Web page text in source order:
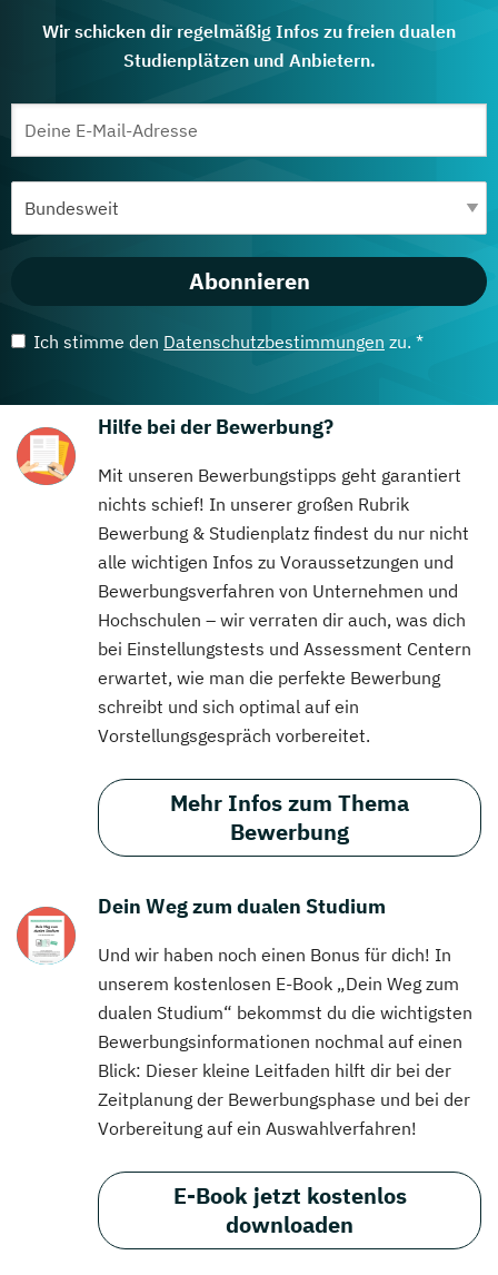
Wir schicken dir regelmäßig Infos zu freien dualen
Studienplätzen und Anbietern.
Abonnieren
Ich stimme den Datenschutzbestimmungen zu. *
Hilfe bei der Bewerbung?
Mit unseren Bewerbungstipps geht garantiert
nichts schief! In unserer großen Rubrik
Bewerbung & Studienplatz findest du nur nicht
alle wichtigen Infos zu Voraussetzungen und
Bewerbungsverfahren von Unternehmen und
Hochschulen – wir verraten dir auch, was dich
bei Einstellungstests und Assessment Centern
erwartet, wie man die perfekte Bewerbung
schreibt und sich optimal auf ein
Vorstellungsgespräch vorbereitet.
Mehr Infos zum Thema
Bewerbung
Dein Weg zum dualen Studium
Und wir haben noch einen Bonus für dich! In
unserem kostenlosen E-Book „Dein Weg zum
dualen Studium“ bekommst du die wichtigsten
Bewerbungsinformationen nochmal auf einen
Blick: Dieser kleine Leitfaden hilft dir bei der
Zeitplanung der Bewerbungsphase und bei der
Vorbereitung auf ein Auswahlverfahren!
E-Book jetzt kostenlos
downloaden